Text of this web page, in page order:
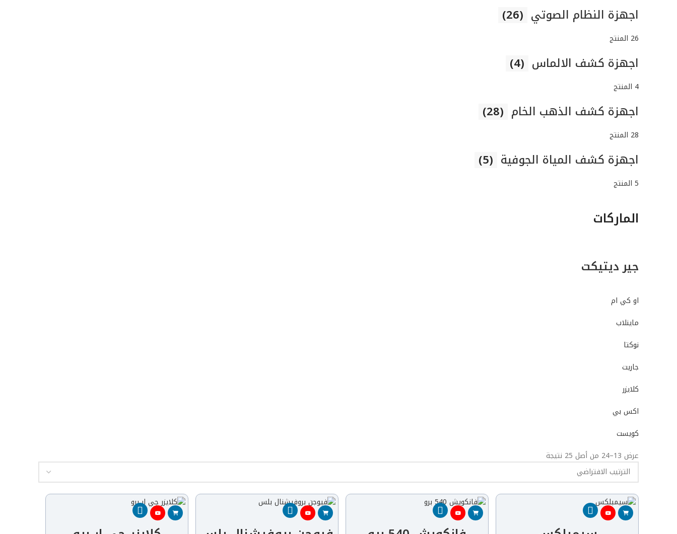
اجهزة النظام الصوتي (26)
26 المنتج
اجهزة كشف الالماس (4)
4 المنتج
اجهزة كشف الذهب الخام (28)
28 المنتج
اجهزة كشف المياة الجوفية (5)
5 المنتج
الماركات
جير ديتيكت
او كي ام
ماينلاب
نوكتا
جاريت
كلايزر
اكس بي
كويست
عرض 13–24 من أصل 25 نتيجة